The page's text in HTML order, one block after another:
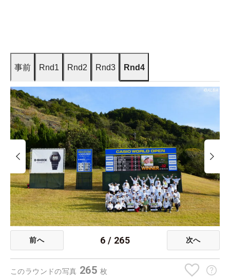
事前 Rnd1 Rnd2 Rnd3 Rnd4
前へ 6 / 265 次へ
このラウンドの写真 265 枚